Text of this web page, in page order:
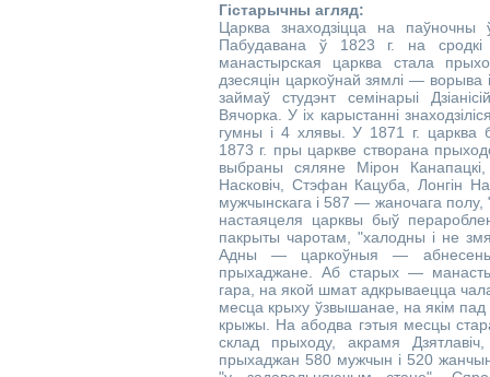
Гістарычны агляд:
Царква знаходзіцца на
Пабудавана ў 1823 г. на сродкі
манастырская царква стала
дзесяцін царкоўнай зямлі — ворыва
займаў студэнт семінарыі
Вячорка. У іх карыстанні
гумны і 4 хлявы. У 1871 г. царква
1873 г. пры царкве створана
выбраны сяляне Мірон
Насковіч, Стэфан Кацуба, Лонгін
мужчынскага і 587 — жаночага полу,
настаяцеля царквы быў
пакрыты чаротам, "халодны і не
Адны — царкоўныя — абнесены
прыхаджане. Аб старых —
гара, на якой шмат адкрываецца
месца крыху ўзвышанае, на якім
крыжы. На абодва гэтыя месцы
склад прыходу, акрамя
прыхаджан 580 мужчын і 520